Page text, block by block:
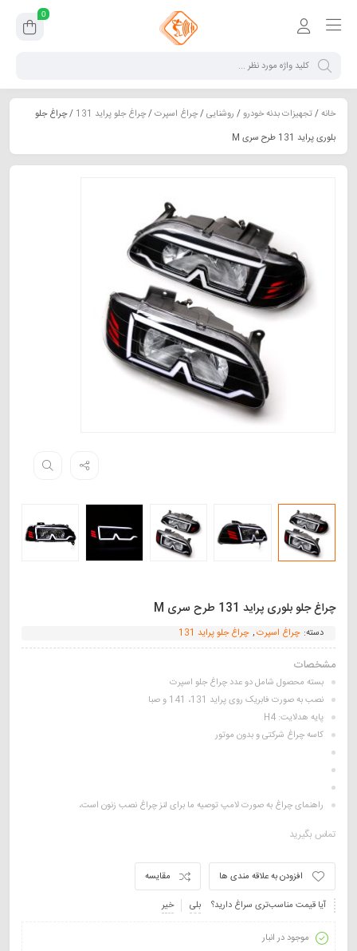
0
خانه/تجهیزات بدنه خودرو/ روشنایی/چراغ اسپرت/چراغ جلو پراید 131
/ چراغ جلو
بلوری پراید 131 طرح سری M
چراغ جلو بلوری پراید 131 طرح سری M
دسته: چراغ اسپرت, چراغ جلو پراید 131
مشخصات
بسته محصول شامل دو عدد چراغ جلو اسپرت
نصب به صورت فابریک روی پراید 131، 141 و صبا
پایه هدلایت: H4
کاسه چراغ شرکتی و بدون موتور
راهنمای چراغ به صورت لامپ توصیه ما برای لنز چراغ نصب زنون است،
تماس بگیرید
مقایسه
افزودن به علاقه مندی ها
آیا قیمت مناسب‌تری سراغ دارید؟
بلی خیر
موجود در انبار